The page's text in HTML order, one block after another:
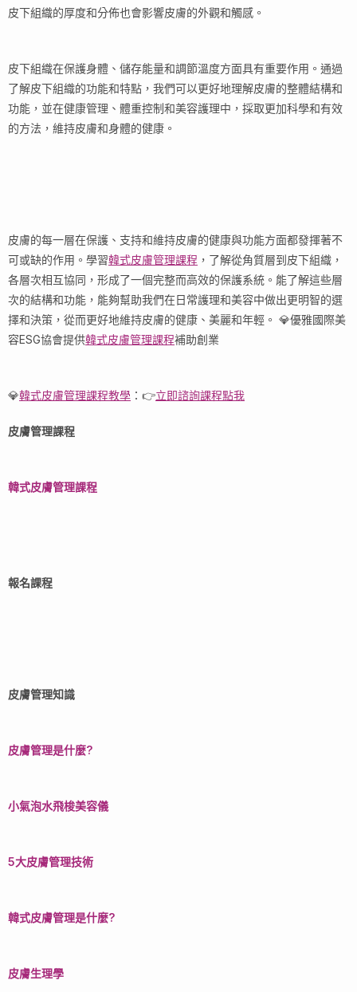
皮下組織的厚度和分佈也會影響皮膚的外觀和觸感。
皮下組織在保護身體、儲存能量和調節溫度方面具有重要作用。通過
了解皮下組織的功能和特點，我們可以更好地理解皮膚的整體結構和
功能，並在健康管理、體重控制和美容護理中，採取更加科學和有效
的方法，維持皮膚和身體的健康。
皮膚的每一層在保護、支持和維持皮膚的健康與功能方面都發揮著不
可或缺的作用。學習韓式皮膚管理課程 ，了解從角質層到皮下組織，
各層次相互協同，形成了一個完整而高效的保護系統。能了解這些層
次的結構和功能，能夠幫助我們在日常護理和美容中做出更明智的選
擇和決策，從而更好地維持皮膚的健康、美麗和年輕。 💎優雅國際美
容ESG協會提供韓式皮膚管理課程補助創業
💎韓式皮膚管理課程教學 ：👉立即諮詢課程點我
皮膚管理課程
韓式皮膚管理課程
報名課程​
皮膚管理知識
皮膚管理是什麼?
小氣泡水飛梭美容儀
5大皮膚管理技術
韓式皮膚管理是什麼?
皮膚生理學